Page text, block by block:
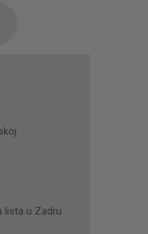
lista u Zadru